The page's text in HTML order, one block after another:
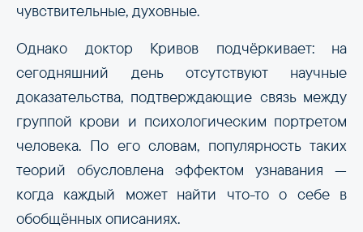
чувствительные, духовные.
Однако доктор Кривов подчёркивает: на
сегодняшний день отсутствуют научные
доказательства, подтверждающие связь между
группой крови и психологическим портретом
человека. По его словам, популярность таких
теорий обусловлена эффектом узнавания —
когда каждый может найти что-то о себе в
обобщённых описаниях.